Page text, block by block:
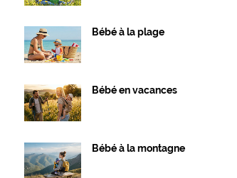
Bébé à la plage
Bébé en vacances
Bébé à la montagne